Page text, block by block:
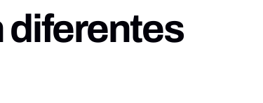
diferentes